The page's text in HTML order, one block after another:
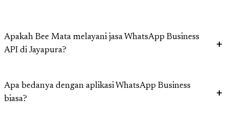
Apakah Bee Mata melayani jasa WhatsApp Business
API di Jayapura?
Apa bedanya dengan aplikasi WhatsApp Business
biasa?